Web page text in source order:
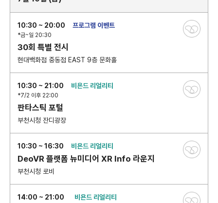
10:30 ~ 20:00
*금~일 20:30
프로그램 이벤트
30회 특별 전시
현대백화점 중동점 EAST 9층 문화홀
10:30 ~ 21:00
*7/2 이후 22:00
비욘드 리얼리티
판타스틱 포털
부천시청 잔디광장
10:30 ~ 16:30 비욘드 리얼리티
DeoVR 플랫폼 뉴미디어 XR Info 라운지
부천시청 로비
14:00 ~ 21:00 비욘드 리얼리티